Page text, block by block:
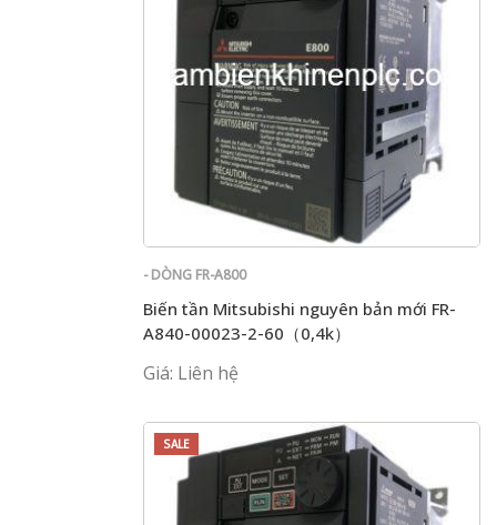
- DÒNG FR-A800
Biến tần Mitsubishi nguyên bản mới FR-
A840-00023-2-60（0,4k）
Giá: Liên hệ
SALE